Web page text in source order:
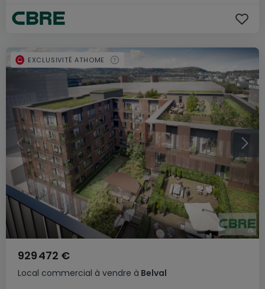
Local commercial à vendre à Belval
929 472 €
EXCLUSIVITÉ ATHOME